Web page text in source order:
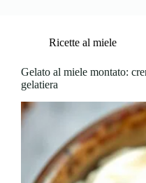
Ricette al miele
Gelato al miele montato:
gelatiera